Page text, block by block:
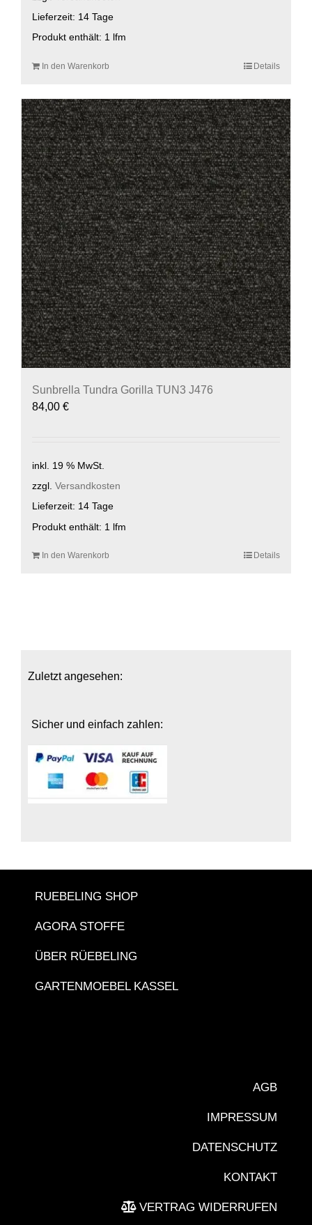
Lieferzeit: 14 Tage
Produkt enthält: 1 lfm
In den Warenkorb Details
Sunbrella Tundra Gorilla TUN3 J476
84,00 €
inkl. 19 % MwSt.
zzgl. Versandkosten
Lieferzeit: 14 Tage
Produkt enthält: 1 lfm
In den Warenkorb Details
Zuletzt angesehen:
Sicher und einfach zahlen:
RUEBELING SHOP
AGORA STOFFE
ÜBER RÜEBELING
GARTENMOEBEL KASSEL
AGB
IMPRESSUM
DATENSCHUTZ
KONTAKT
VERTRAG WIDERRUFEN